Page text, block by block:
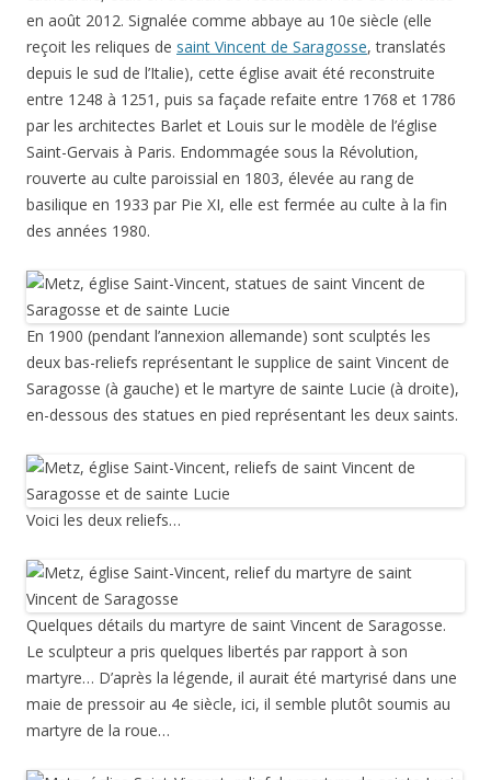
en août 2012. Signalée comme abbaye au 10e siècle (elle
reçoit les reliques de saint Vincent de Saragosse, translatés
depuis le sud de l’Italie), cette église avait été reconstruite
entre 1248 à 1251, puis sa façade refaite entre 1768 et 1786
par les architectes Barlet et Louis sur le modèle de l’église
Saint-Gervais à Paris. Endommagée sous la Révolution,
rouverte au culte paroissial en 1803, élevée au rang de
basilique en 1933 par Pie XI, elle est fermée au culte à la fin
des années 1980.
En 1900 (pendant l’annexion allemande) sont sculptés les
deux bas-reliefs représentant le supplice de saint Vincent de
Saragosse (à gauche) et le martyre de sainte Lucie (à droite),
en-dessous des statues en pied représentant les deux saints.
Voici les deux reliefs…
Quelques détails du martyre de saint Vincent de Saragosse.
Le sculpteur a pris quelques libertés par rapport à son
martyre… D’après la légende, il aurait été martyrisé dans une
maie de pressoir au 4e siècle, ici, il semble plutôt soumis au
martyre de la roue…